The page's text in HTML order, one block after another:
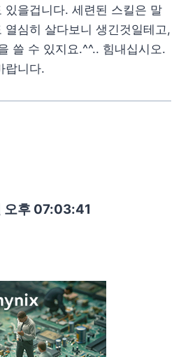
있을겁니다. 세련된 스킬은 말
열심히 살다보니 생긴것일테고,
쓸 수 있지요.^^.. 힘내십시오.
랍니다.
오후 07:03:42